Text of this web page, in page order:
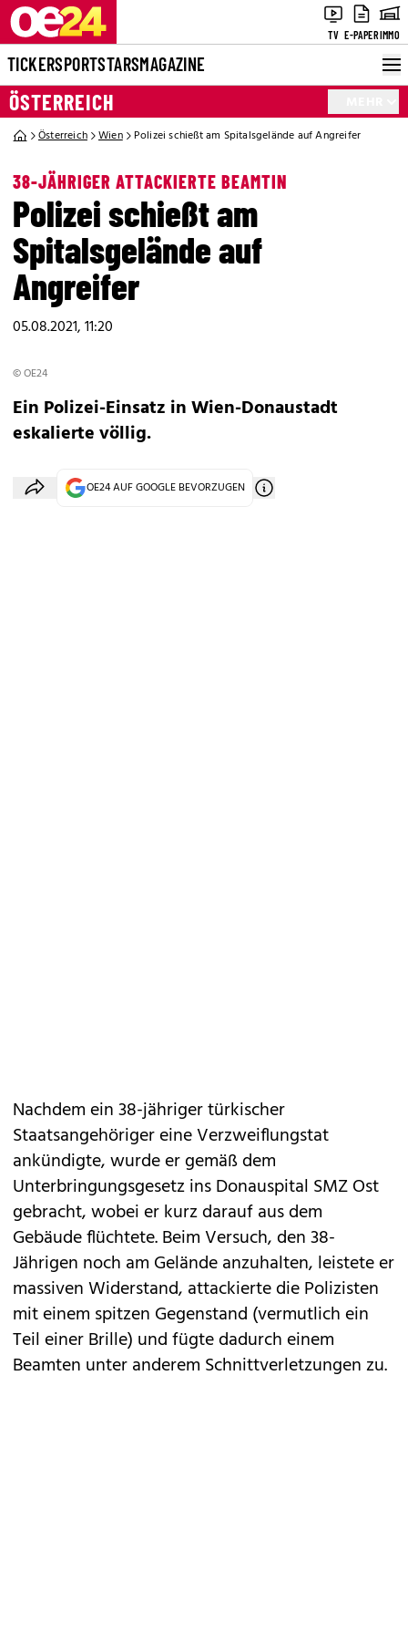
TV E-PAPERIMMO
TICKERSPORTSTARSMAGAZINE
ÖSTERREICH
Österreich Wien Polizei schießt am Spitalsgelände auf Angreifer
38-JÄHRIGER ATTACKIERTE BEAMTIN
Polizei schießt am
Spitalsgelände auf
Angreifer
05.08.2021, 11:20
© OE24
Ein Polizei-Einsatz in Wien-Donaustadt
eskalierte völlig.
OE24 AUF GOOGLE BEVORZUGEN
Nachdem ein 38-jähriger türkischer
Staatsangehöriger eine Verzweiflungstat
ankündigte, wurde er gemäß dem
Unterbringungsgesetz ins Donauspital SMZ Ost
gebracht, wobei er kurz darauf aus dem
Gebäude flüchtete. Beim Versuch, den 38-
Jährigen noch am Gelände anzuhalten, leistete er
massiven Widerstand, attackierte die Polizisten
mit einem spitzen Gegenstand (vermutlich ein
Teil einer Brille) und fügte dadurch einem
Beamten unter anderem Schnittverletzungen zu.